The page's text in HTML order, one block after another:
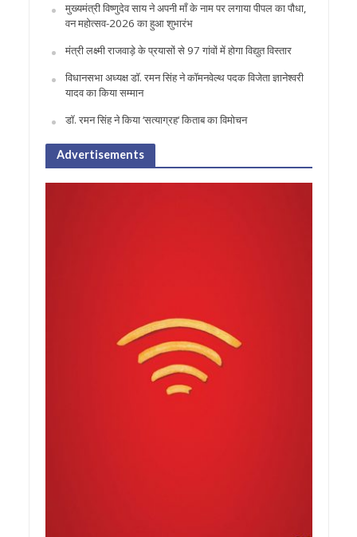
मुख्यमंत्री विष्णुदेव साय ने अपनी माँ के नाम पर लगाया पीपल का पौधा,
वन महोत्सव-2026 का हुआ शुभारंभ
मंत्री लक्ष्मी राजवाड़े के प्रयासों से 97 गांवों में होगा विद्युत विस्तार
विधानसभा अध्यक्ष डॉ. रमन सिंह ने कॉमनवेल्थ पदक विजेता ज्ञानेश्वरी
यादव का किया सम्मान
डॉ. रमन सिंह ने किया ‘सत्याग्रह‘ किताब का विमोचन
Advertisements